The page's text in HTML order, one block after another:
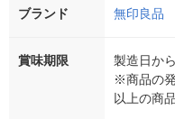
ブランド 無印良品
賞味期限
製造日か
※商品の
以上の商